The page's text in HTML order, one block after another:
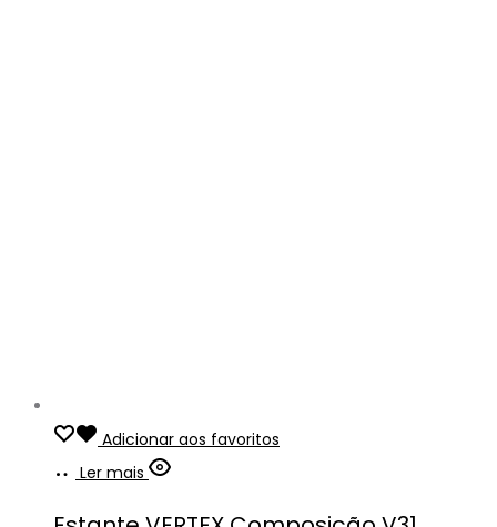
Adicionar aos favoritos
Ler mais